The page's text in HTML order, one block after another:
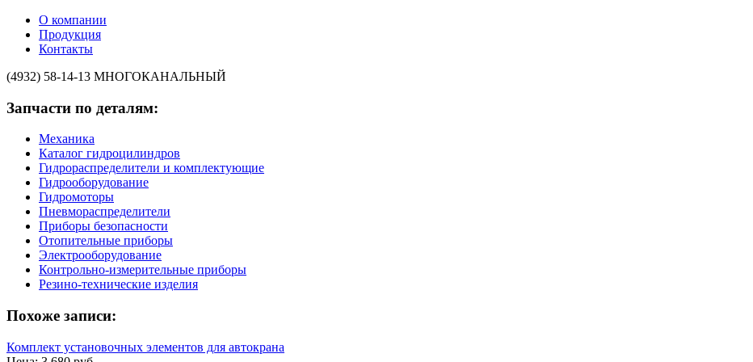
О компании
Продукция
Контакты
(4932) 58-14-13 МНОГОКАНАЛЬНЫЙ
Запчасти по деталям:
Механика
Каталог гидроцилиндров
Гидрораспределители и комплектующие
Гидрооборудование
Гидромоторы
Пневмораспределители
Приборы безопасности
Отопительные приборы
Электрооборудование
Контрольно-измерительные приборы
Резино-технические изделия
Похоже записи:
Комплект установочных элементов для автокрана